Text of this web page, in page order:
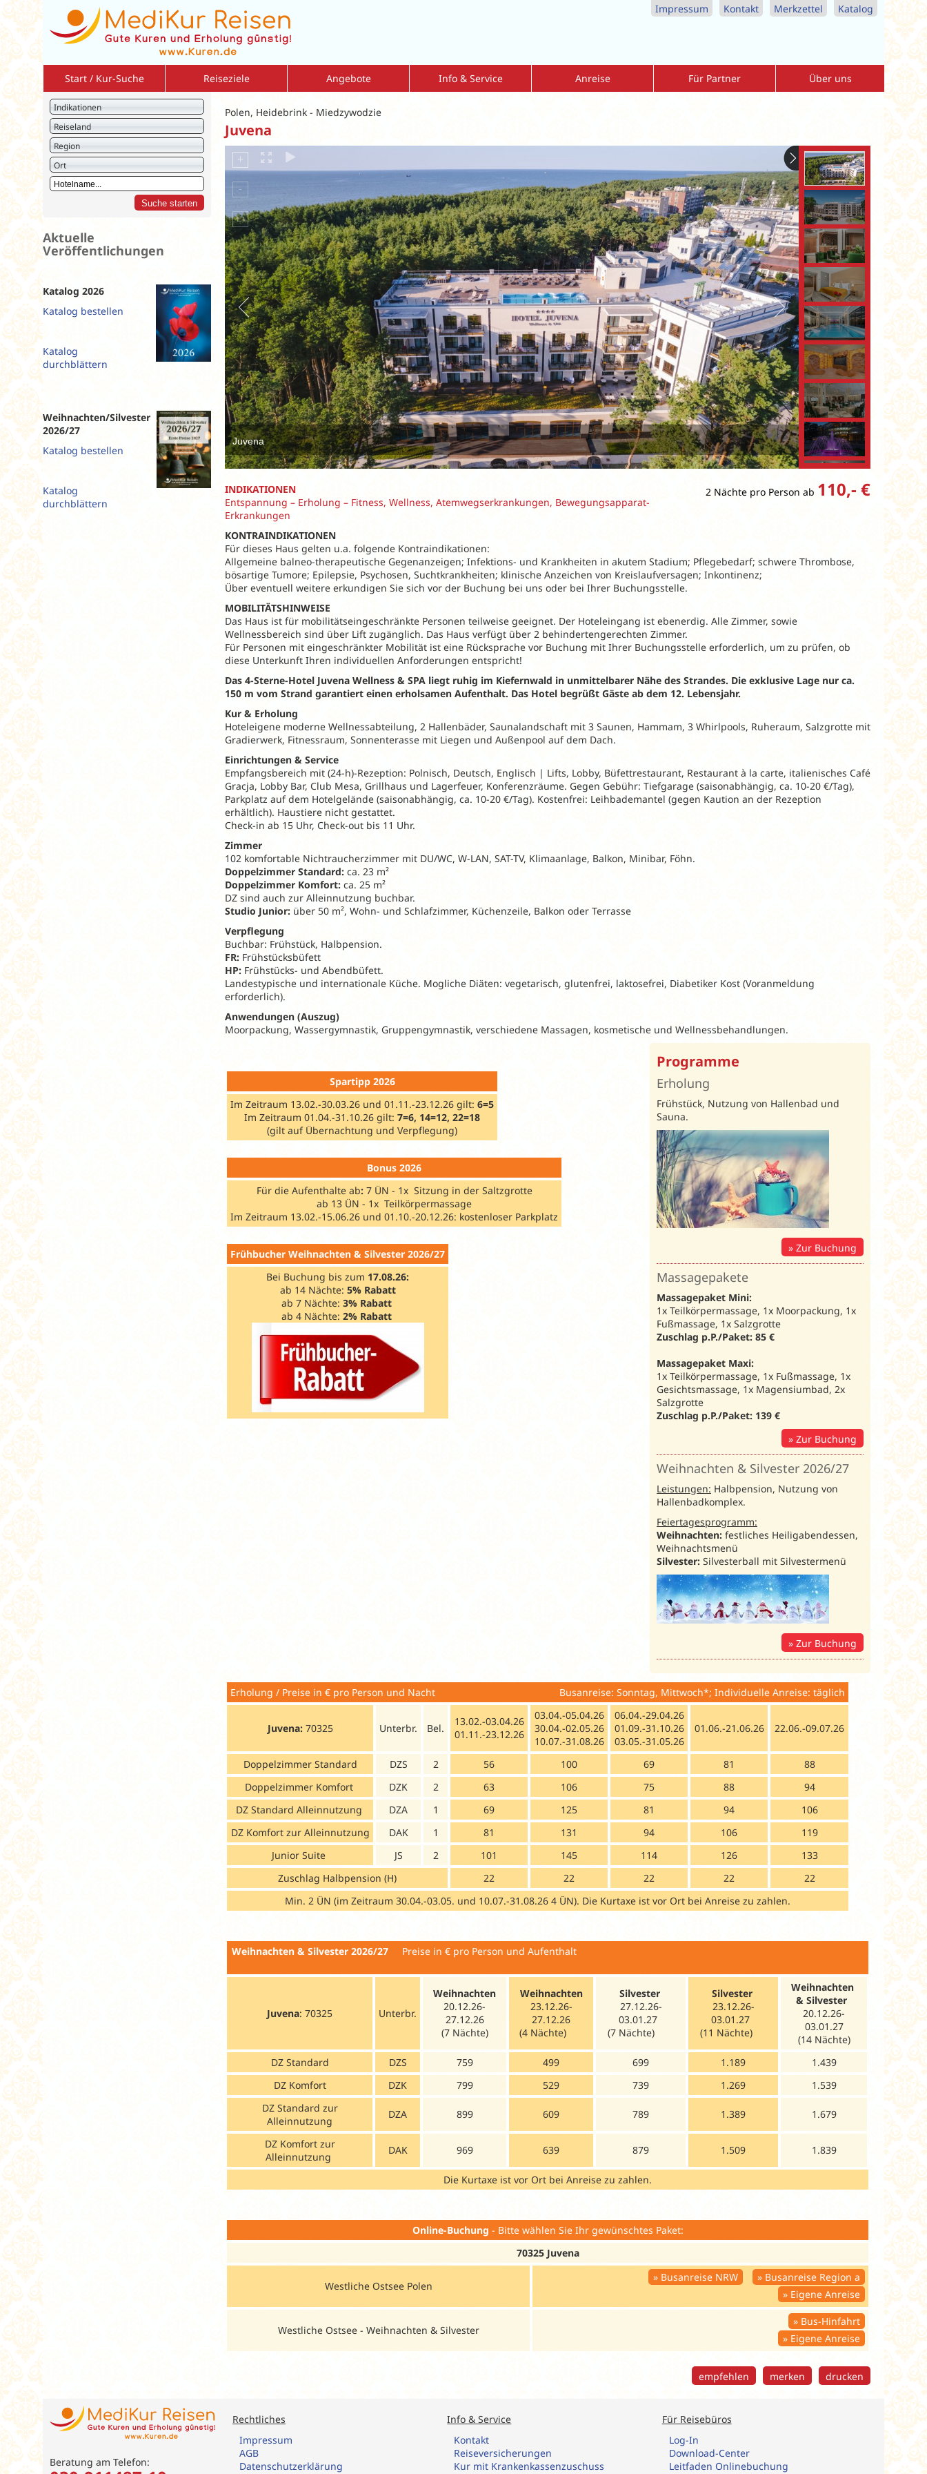
Impressum Kontakt Merkzettel Katalog
Start / Kur-Suche
Reiseziele
Bulgarien
Deutschland
Israel
Italien
Jordanien
Kreuzfahrten
Kroatien
Montenegro
Rumänien
Slowakei
Slowenien
Spanien
Tschechien
Angebote
Sonderangebote
2 reisen = 1 zahlt
Volkskuren
Kuren nach Indikationen
Stärkung der Atemwege
Info & Service
Geschenkgutscheine
Newsletter
Aktuelle Informationen
Leitfaden Onlinebuchung
MediKur vor Ort
MediKur-App
Anreise
Für Partner
Katalogbestellung Reisebüros
Über uns
Allgemeine-Reisebedingungen
Datenschutzerklärung
Kontaktformular
MediKur Reisen
Indikationen
Reiseland
Region
Ort
Aktuelle
Veröffentlichungen
Katalog 2026
Katalog bestellen
Katalog
durchblättern
Weihnachten/Silvester
2026/27
Katalog bestellen
Katalog
durchblättern
Polen, Heidebrink - Miedzywodzie
Juvena
Juvena
2 Nächte pro Person ab 110,- €
INDIKATIONEN
Entspannung – Erholung – Fitness, Wellness, Atemwegserkrankungen, Bewegungsapparat-
Erkrankungen
KONTRAINDIKATIONEN
Für dieses Haus gelten u.a. folgende Kontraindikationen:
Allgemeine balneo-therapeutische Gegenanzeigen; Infektions- und Krankheiten in akutem Stadium; Pflegebedarf; schwere Thrombose,
bösartige Tumore; Epilepsie, Psychosen, Suchtkrankheiten; klinische Anzeichen von Kreislaufversagen; Inkontinenz;
Über eventuell weitere erkundigen Sie sich vor der Buchung bei uns oder bei Ihrer Buchungsstelle.
MOBILITÄTSHINWEISE
Das Haus ist für mobilitätseingeschränkte Personen teilweise geeignet. Der Hoteleingang ist ebenerdig. Alle Zimmer, sowie
Wellnessbereich sind über Lift zugänglich. Das Haus verfügt über 2 behindertengerechten Zimmer.
Für Personen mit eingeschränkter Mobilität ist eine Rücksprache vor Buchung mit Ihrer Buchungsstelle erforderlich, um zu prüfen, ob
diese Unterkunft Ihren individuellen Anforderungen entspricht!
Das 4-Sterne-Hotel Juvena Wellness & SPA liegt ruhig im Kiefernwald in unmittelbarer Nähe des Strandes. Die exklusive Lage nur ca.
150 m vom Strand garantiert einen erholsamen Aufenthalt. Das Hotel begrüßt Gäste ab dem 12. Lebensjahr.
Kur & Erholung
Hoteleigene moderne Wellnessabteilung, 2 Hallenbäder, Saunalandschaft mit 3 Saunen, Hammam, 3 Whirlpools, Ruheraum, Salzgrotte mit
Gradierwerk, Fitnessraum, Sonnenterasse mit Liegen und Außenpool auf dem Dach.
Einrichtungen & Service
Empfangsbereich mit (24-h)-Rezeption: Polnisch, Deutsch, Englisch | Lifts, Lobby, Büfettrestaurant, Restaurant à la carte, italienisches Café
Gracja, Lobby Bar, Club Mesa, Grillhaus und Lagerfeuer, Konferenzräume. Gegen Gebühr: Tiefgarage (saisonabhängig, ca. 10-20 €/Tag),
Parkplatz auf dem Hotelgelände (saisonabhängig, ca. 10-20 €/Tag). Kostenfrei: Leihbademantel (gegen Kaution an der Rezeption
erhältlich). Haustiere nicht gestattet.
Check-in ab 15 Uhr, Check-out bis 11 Uhr.
Zimmer
102 komfortable Nichtraucherzimmer mit DU/WC, W-LAN, SAT-TV, Klimaanlage, Balkon, Minibar, Föhn.
Doppelzimmer Standard: ca. 23 m²
Doppelzimmer Komfort: ca. 25 m²
DZ sind auch zur Alleinnutzung buchbar.
Studio Junior: über 50 m², Wohn- und Schlafzimmer, Küchenzeile, Balkon oder Terrasse
Verpflegung
Buchbar: Frühstück, Halbpension.
FR: Frühstücksbüfett
HP: Frühstücks- und Abendbüfett.
Landestypische und internationale Küche. Mogliche Diäten: vegetarisch, glutenfrei, laktosefrei, Diabetiker Kost (Voranmeldung
erforderlich).
Anwendungen (Auszug)
Moorpackung, Wassergymnastik, Gruppengymnastik, verschiedene Massagen, kosmetische und Wellnessbehandlungen.
Programme
Erholung
Frühstück, Nutzung von Hallenbad und
Sauna.
Zur Buchung
Massagepakete
Massagepaket Mini:
1x Teilkörpermassage, 1x Moorpackung, 1x
Fußmassage, 1x Salzgrotte
Zuschlag p.P./Paket: 85 €
Massagepaket Maxi:
1x Teilkörpermassage, 1x Fußmassage, 1x
Gesichtsmassage, 1x Magensiumbad, 2x
Salzgrotte
Zuschlag p.P./Paket: 139 €
Zur Buchung
Weihnachten & Silvester 2026/27
Leistungen: Halbpension, Nutzung von
Hallenbadkomplex.
Feiertagesprogramm:
Weihnachten: festliches Heiligabendessen,
Weihnachtsmenü
Silvester: Silvesterball mit Silvestermenü
Zur Buchung
Spartipp 2026
Im Zeitraum 13.02.-30.03.26 und 01.11.-23.12.26 gilt: 6=5
Im Zeitraum 01.04.-31.10.26 gilt: 7=6, 14=12, 22=18
(gilt auf Übernachtung und Verpflegung)
Bonus 2026
Für die Aufenthalte ab:7 ÜN - 1x Sitzung in der Saltzgrotte
ab 13 ÜN - 1x Teilkörpermassage
Im Zeitraum 13.02.-15.06.26 und 01.10.-20.12.26: kostenloser Parkplatz
Frühbucher Weihnachten & Silvester 2026/27
Bei Buchung bis zum 17.08.26:
ab 14 Nächte: 5% Rabatt
ab 7 Nächte: 3% Rabatt
ab 4 Nächte: 2% Rabatt
Erholung / Preise in € pro Person und Nacht Busanreise: Sonntag, Mittwoch*; Individuelle Anreise: täglich
Juvena: 70325 Unterbr. Bel.
13.02.-03.04.26
01.11.-23.12.26
03.04.-05.04.26
30.04.-02.05.26
10.07.-31.08.26
06.04.-29.04.26
01.09.-31.10.26
03.05.-31.05.26
01.06.-21.06.26 22.06.-09.07.26
Doppelzimmer Standard DZS 2 56 100 69 81
88
Doppelzimmer Komfort
DZK 2 63 106 75 88
94
DZ Standard Alleinnutzung
DZA 1 69 125 81 94
106
DZ Komfort zur Alleinnutzung
DAK 1 81 131 94 106
119
Junior Suite
JS 2 101 145 114 126
133
Zuschlag Halbpension (H)
22 22 22 22
22
Min. 2 ÜN (im Zeitraum 30.04.-03.05. und 10.07.-31.08.26 4 ÜN). Die Kurtaxe ist vor Ort bei Anreise zu zahlen.
Weihnachten & Silvester 2026/27 Preise in € pro Person und Aufenthalt
Juvena: 70325 Unterbr.
Weihnachten
20.12.26-
27.12.26
(7 Nächte)
Weihnachten
23.12.26-
27.12.26
(4 Nächte)
Silvester
27.12.26-
03.01.27
(7 Nächte)
Silvester
23.12.26-
03.01.27
(11 Nächte)
Weihnachten
& Silvester
20.12.26-
03.01.27
(14 Nächte)
DZ Standard
DZS 759 499 699 1.189
1.439
DZ Komfort
DZK 799 529 739 1.269
1.539
DZ Standard zur
Alleinnutzung
DZA 899 609 789 1.389 1.679
DZ Komfort zur
Alleinnutzung
DAK 969 639 879 1.509 1.839
Die Kurtaxe ist vor Ort bei Anreise zu zahlen.
Online-Buchung - Bitte wählen Sie Ihr gewünschtes Paket:
70325 Juvena
Westliche Ostsee Polen
Busanreise NRW
Busanreise Region a
Eigene Anreise
Westliche Ostsee - Weihnachten & Silvester
Bus-Hinfahrt
Eigene Anreise
drucken
merken
empfehlen
Beratung am Telefon:
Rechtliches
Impressum
AGB
Datenschutzerklärung
Info & Service
Kontakt
Reiseversicherungen
Kur mit Krankenkassenzuschuss
Für Reisebüros
Log-In
Download-Center
Leitfaden Onlinebuchung​